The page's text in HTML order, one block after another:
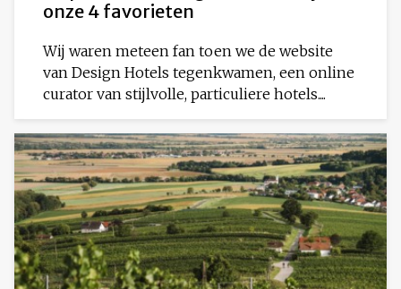
onze 4 favorieten
Wij waren meteen fan toen we de website
van Design Hotels tegenkwamen, een online
curator van stijlvolle, particuliere hotels....